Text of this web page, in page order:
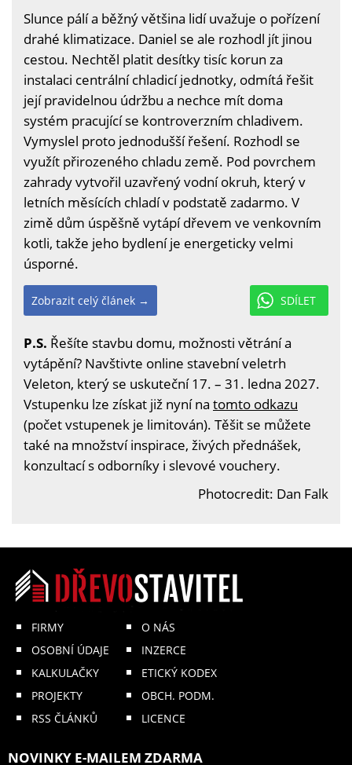
Slunce pálí a běžný většina lidí uvažuje o pořízení
drahé klimatizace. Daniel se ale rozhodl jít jinou
cestou. Nechtěl platit desítky tisíc korun za
instalaci centrální chladicí jednotky, odmítá řešit
její pravidelnou údržbu a nechce mít doma
systém pracující se kontroverzním chladivem.
Vymyslel proto jednodušší řešení. Rozhodl se
využít přirozeného chladu země. Pod povrchem
zahrady vytvořil uzavřený vodní okruh, který v
letních měsících chladí v podstatě zadarmo. V
zimě dům úspěšně vytápí dřevem ve venkovním
kotli, takže jeho bydlení je energeticky velmi
úsporné.
SDÍLET
Zobrazit celý článek →
P.S. Řešíte stavbu domu, možnosti větrání a
vytápění? Navštivte online stavební veletrh
Veleton, který se uskuteční 17. – 31. ledna 2027.
Vstupenku lze získat již nyní na tomto odkazu
(počet vstupenek je limitován). Těšit se můžete
také na množství inspirace, živých přednášek,
konzultací s odborníky i slevové vouchery.
Photocredit: Dan Falk
FIRMY
OSOBNÍ ÚDAJE
KALKULAČKY
PROJEKTY
RSS ČLÁNKŮ
O NÁS
INZERCE
ETICKÝ KODEX
OBCH. PODM.
LICENCE
NOVINKY E-MAILEM ZDARMA